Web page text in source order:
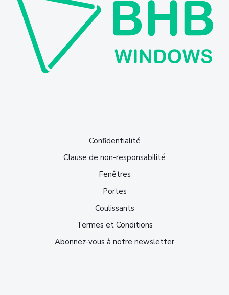
Confidentialité
Clause de non-responsabilité
Fenêtres
Portes
Coulissants
Termes et Conditions
Abonnez-vous à notre newsletter